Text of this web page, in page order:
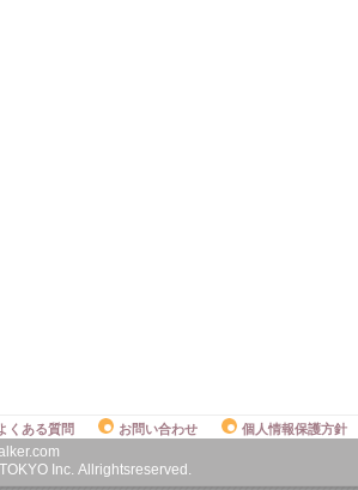
くある質問 お問い合わせ 個人情報保護方針
Inc. Allrightsreserved.